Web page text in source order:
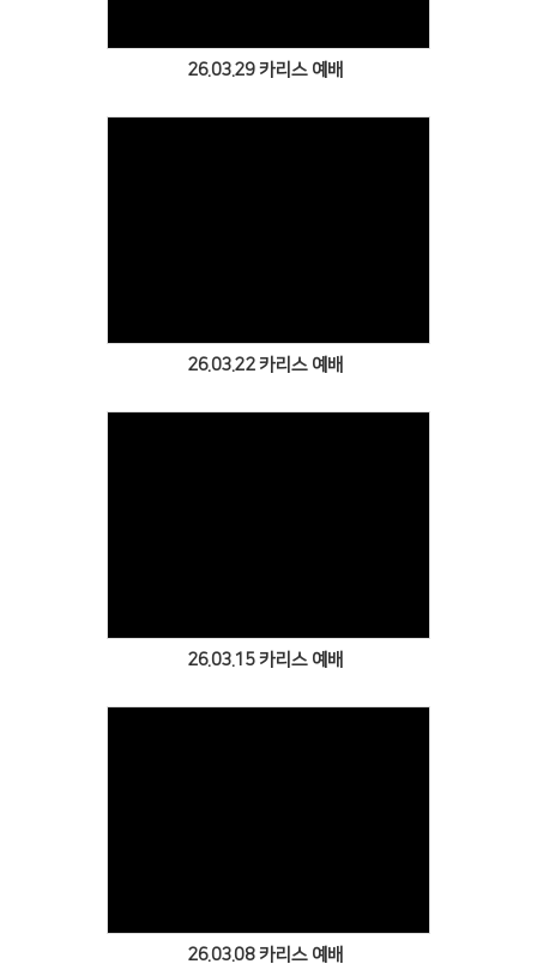
26.03.29 카리스 예배
26.03.22 카리스 예배
26.03.15 카리스 예배
26.03.08 카리스 예배